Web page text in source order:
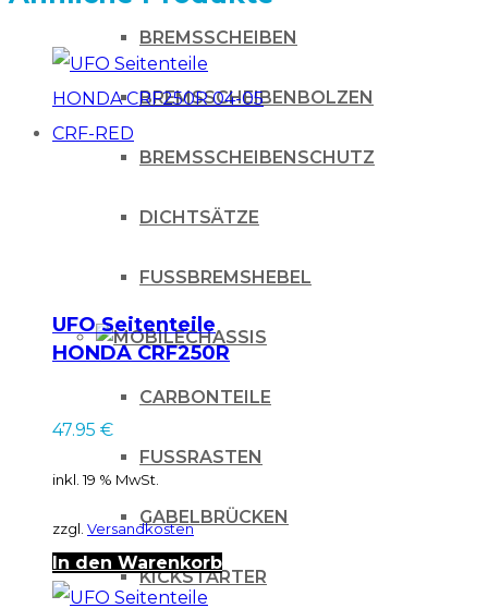
BREMSSCHEIBEN
BREMSSCHEIBENBOLZEN
BREMSSCHEIBENSCHUTZ
DICHTSÄTZE
FUSSBREMSHEBEL
CHASSIS
CARBONTEILE
FUSSRASTEN
GABELBRÜCKEN
KICKSTARTER
UFO Seitenteile
HONDA CRF250R
47.95 €
inkl. 19 % MwSt.
zzgl. Versandkosten
In den Warenkorb